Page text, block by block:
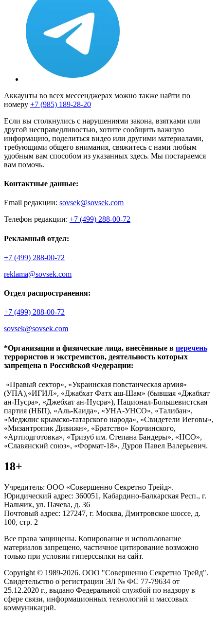
Аккаунты во всех мессенджерах можно также найти по
номеру +7 (985) 189-28-20
Если вы столкнулись с нарушениями закона, взятками или
другой несправедливостью, хотите сообщить важную
информацию, поделиться видео или другими материалами,
требующими общего внимания, свяжитесь с нами любым
удобным вам способом из указанных здесь. Мы постараемся
вам помочь.
Контактные данные:
Email редакции: sovsek@sovsek.com
Телефон редакции: +7 (499) 288-00-72
Рекламный отдел:
+7 (499) 288-00-72
reklama@sovsek.com
Отдел распространения:
+7 (499) 288-00-72
sovsek@sovsek.com
*Организации и физические лица, внесённные в перечень
террористов и экстремистов, деятельность которых
запрещена в Российской Федерации:
«Правый сектор», «Украинская повстанческая армия»
(УПА),«ИГИЛ», «Джабхат Фатх аш-Шам» (бывшая «Джабхат
ан-Нусра», «Джебхат ан-Нусра»), Национал-Большевистская
партия (НБП), «Аль-Каида», «УНА-УНСО», «Талибан»,
«Меджлис крымско-татарского народа», «Свидетели Иеговы»,
«Мизантропик Дивижн», «Братство» Корчинского,
«Артподготовка», «Тризуб им. Степана Бандеры», «НСО»,
«Славянский союз», «Формат-18», Дуров Павел Валерьевич.
18+
Учредитель: ООО «Совершенно Секретно Трейд».
Юридический адрес: 360051, Кабардино-Балкарская Респ., г.
Нальчик, ул. Пачева, д. 36
Почтовый адрес: 127247, г. Москва, Дмитровское шоссе, д.
100, стр. 2
Все права защищены. Копирование и использование
материалов запрещено, частичное цитирование возможно
только при условии гиперссылки на сайт.
Copyright © 1989-2026. ООО "Совершенно Секретно Трейд".
Свидетельство о регистрации ЭЛ № ФС 77-79634 от
25.12.2020 г., выдано Федеральной службой по надзору в
сфере связи, информационных технологий и массовых
коммуникаций.